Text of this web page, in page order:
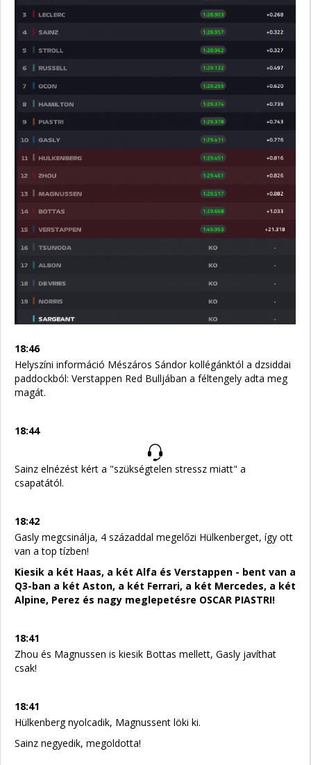
18:46
Helyszíni információ Mészáros Sándor kollégánktól a dzsiddai
paddockból: Verstappen Red Bulljában a féltengely adta meg
magát.
18:44
Sainz elnézést kért a "szükségtelen stressz miatt" a
csapatától.
18:42
Gasly megcsinálja, 4 századdal megelőzi Hülkenberget, így ott
van a top tízben!
Kiesik a két Haas, a két Alfa és Verstappen - bent van a
Q3-ban a két Aston, a két Ferrari, a két Mercedes, a két
Alpine, Perez és nagy meglepetésre OSCAR PIASTRI!
18:41
Zhou és Magnussen is kiesik Bottas mellett, Gasly javíthat
csak!
18:41
Hülkenberg nyolcadik, Magnussent löki ki.
Sainz negyedik, megoldotta!